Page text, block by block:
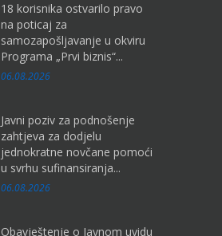
18 korisnika ostvarilo pravo
na poticaj za
samozapošljavanje u okviru
Programa „Prvi biznis“...
06.08.2026
Javni poziv za podnošenje
zahtjeva za dodjelu
jednokratne novčane pomoći
u svrhu sufinansiranja...
06.08.2026
Obavještenje o Javnom uvidu